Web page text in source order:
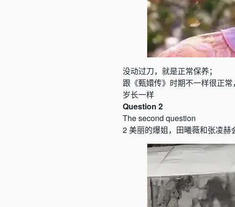
没动过刀，就是正常保养；
跟《甄嬛传》时期不一样很正
岁长一样
Question 2
The second question
2美丽的爆姐，田曦薇和张凌赫